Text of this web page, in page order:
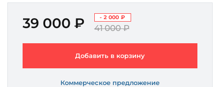
39 000 ₽ - 2 000 ₽
41 000 ₽
Добавить в корзину
Коммерческое предложение